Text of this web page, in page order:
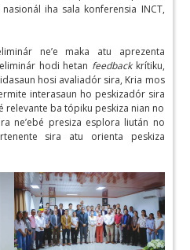
iha sala konferensia INCT,
ne’e maka atu aprezenta
hodi hetan feedbackkrítiku,
hosi avaliadór sira, Kria mos
interasaun ho peskizadór sira
relevante ba tópiku peskiza nian no
ne’ebé presiza esplora liután no
sira atu orienta peskiza